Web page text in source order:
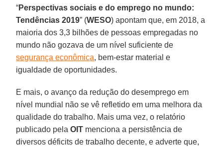
“Perspectivas sociais e do emprego no mundo:
Tendências 2019” (WESO) apontam que, em 2018, a
maioria dos 3,3 bilhões de pessoas empregadas no
mundo não gozava de um nível suficiente de
segurança econômica, bem-estar material e
igualdade de oportunidades.
E mais, o avanço da redução do desemprego em
nível mundial não se vê refletido em uma melhora da
qualidade do trabalho. Mais uma vez, o relatório
publicado pelaOIT menciona a persistência de
diversos déficits de trabalho decente, e adverte que,